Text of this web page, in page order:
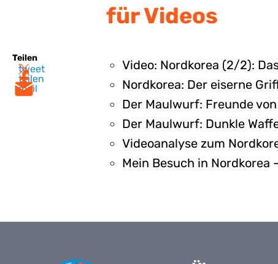
Teilen
tweet
teilen
mail
für Videos
Video: Nordkorea (2/2):
Nordkorea: Der eiserne
Der Maulwurf: Freunde
Der Maulwurf: Dunkle
Videoanalyse zum
Mein Besuch in Nordkorea